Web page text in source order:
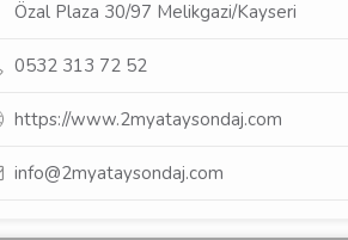
Özal Plaza 30/97 Melikgazi/Kayseri
0532 313 72 52
https://www.2myataysondaj.com
info@2myataysondaj.com